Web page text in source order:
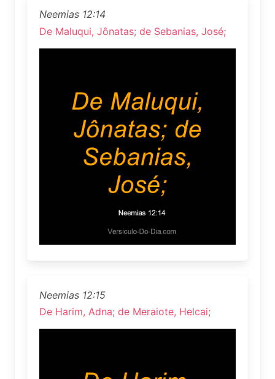
Neemias 12:14
De Maluqui, Jônatas; de Sebanias, José;
Neemias 12:15
De Harim, Adna; de Meraiote, Helcai;